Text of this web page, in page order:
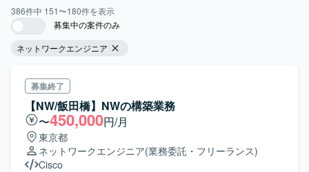
386件中 151〜180件を表示
募集中の案件のみ
ネットワークエンジニア
募集終了
【NW/飯田橋】NWの構築業務
〜450,000円/月
東京都
ネットワークエンジニア(業務委託・フリーランス)
Cisco